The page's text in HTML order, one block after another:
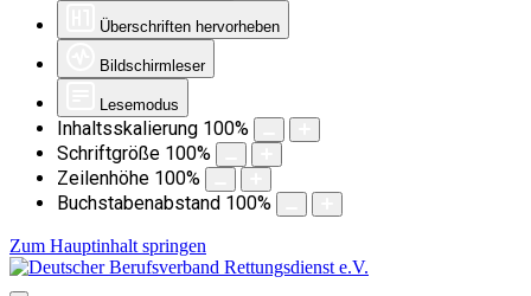
Überschriften hervorheben
Bildschirmleser
Lesemodus
Inhaltsskalierung 100%
Schriftgröße 100%
Zeilenhöhe 100%
Buchstabenabstand 100%
Zum Hauptinhalt springen